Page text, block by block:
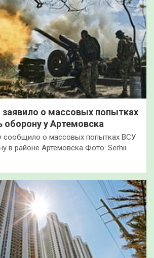
о массовых попытках
оборону у Артемовска
о массовых попытках ВСУ
в районе Артемовска Фото: Serhii